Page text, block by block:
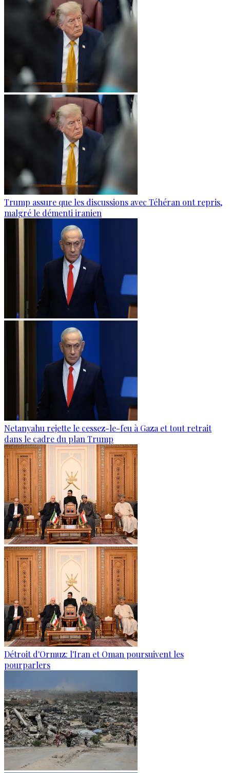
Trump assure que les discussions avec Téhéran ont repris,
malgré le démenti iranien
Netanyahu rejette le cessez-le-feu à Gaza et tout retrait
dans le cadre du plan Trump
Détroit d'Ormuz: l'Iran et Oman poursuivent les
pourparlers